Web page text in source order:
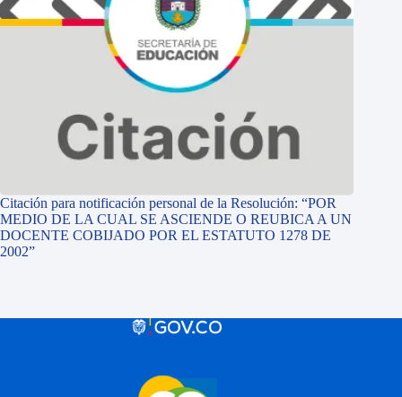
Citación para notificación personal de la Resolución: “POR
MEDIO DE LA CUAL SE ASCIENDE O REUBICA A UN
DOCENTE COBIJADO POR EL ESTATUTO 1278 DE
2002”